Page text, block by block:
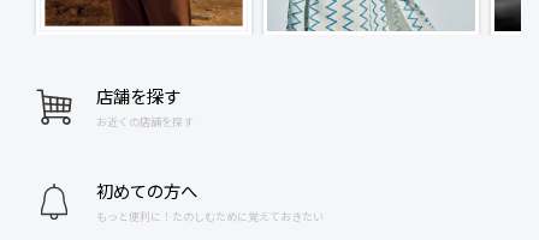
店舗を探す
お近くの店舗を探す
初めての方へ
もっと便利に！たのしむために覚えておきたい